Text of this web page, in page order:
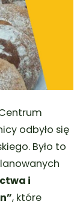
odbyło się
Było to
i
, które